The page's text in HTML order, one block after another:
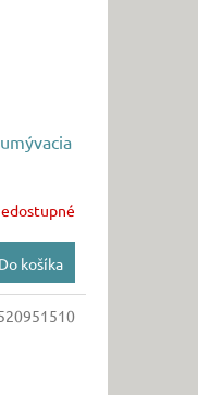
Do košíka